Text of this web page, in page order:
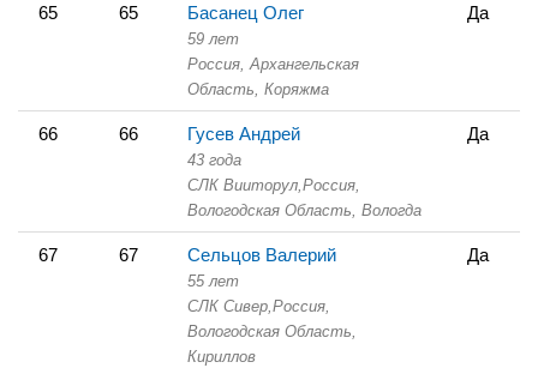
65 65 Басанец Олег
59 лет
Россия, Архангельская
Область, Коряжма
Да
66 66 Гусев Андрей
43 года
СЛК Вииторул, Россия,
Вологодская Область, Вологда
Да
67 67 Сельцов Валерий
55 лет
СЛК Сивер, Россия,
Вологодская Область,
Кириллов
Да